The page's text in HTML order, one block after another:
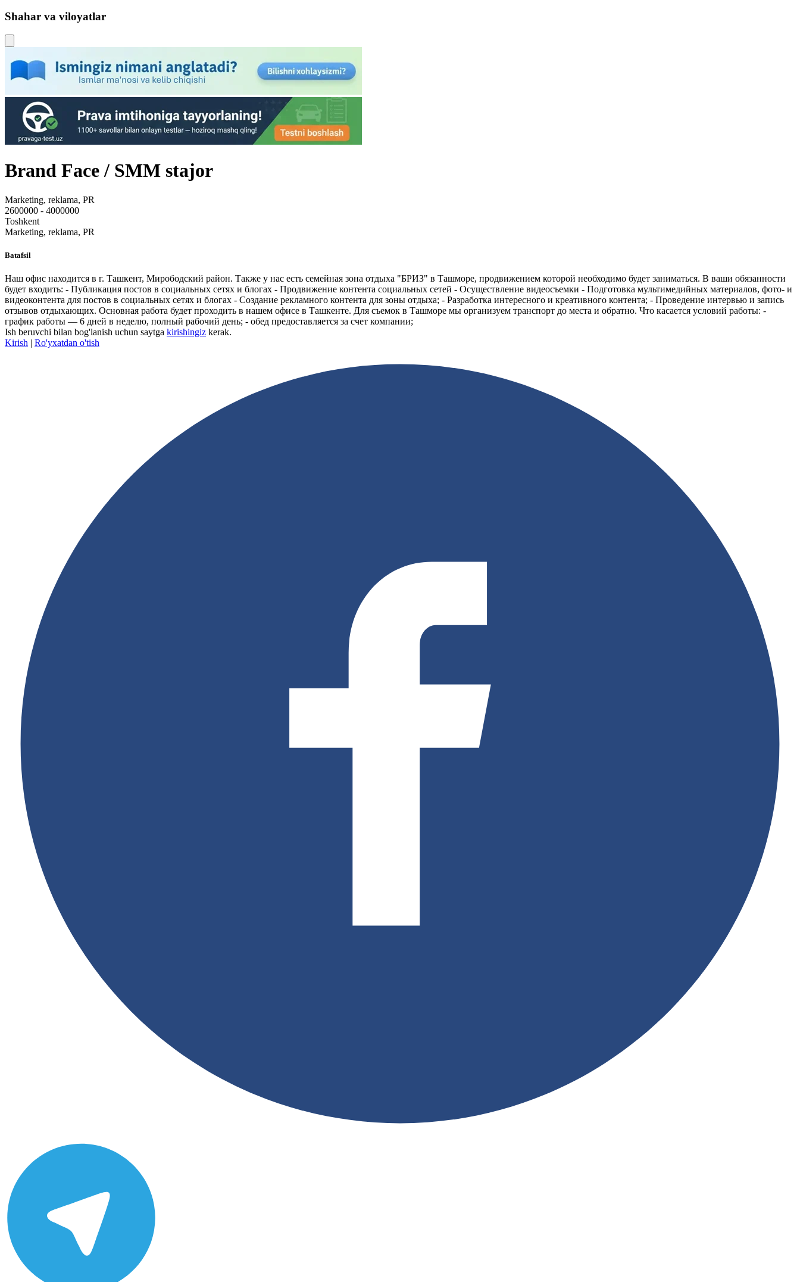
Shahar va viloyatlar
Brand Face / SMM stajor
Marketing, reklama, PR
2600000 - 4000000
Toshkent
Marketing, reklama, PR
Batafsil
Наш офис находится в г. Ташкент, Мирободский район. Также у нас есть семейная зона отдыха "БРИЗ" в Ташморе, продвижением которой необходимо будет заниматься. В ваши обязанности
будет входить: - Публикация постов в социальных сетях и блогах - Продвижение контента социальных сетей - Осуществление видеосъемки - Подготовка мультимедийных материалов, фото- и
видеоконтента для постов в социальных сетях и блогах - Cоздание рекламного контента для зоны отдыха; - Разработка интересного и креативного контента; - Проведение интервью и запись
отзывов отдыхающих. Основная работа будет проходить в нашем офисе в Ташкенте. Для съемок в Ташморе мы организуем транспорт до места и обратно. Что касается условий работы: -
график работы — 6 дней в неделю, полный рабочий день; - обед предоставляется за счет компании;
Ish beruvchi bilan bog'lanish uchun saytga kirishingiz kerak.
Kirish | Ro'yxatdan o'tish